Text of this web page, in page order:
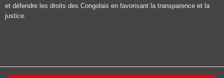
et défendre les droits des Congolais en favorisant la transparence et la
justice.